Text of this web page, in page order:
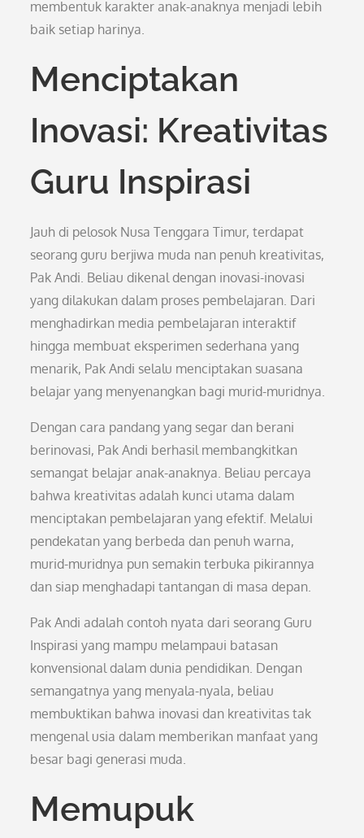
membentuk karakter anak-anaknya menjadi lebih
baik setiap harinya.
Menciptakan
Inovasi: Kreativitas
Guru Inspirasi
Jauh di pelosok Nusa Tenggara Timur, terdapat
seorang guru berjiwa muda nan penuh kreativitas,
Pak Andi. Beliau dikenal dengan inovasi-inovasi
yang dilakukan dalam proses pembelajaran. Dari
menghadirkan media pembelajaran interaktif
hingga membuat eksperimen sederhana yang
menarik, Pak Andi selalu menciptakan suasana
belajar yang menyenangkan bagi murid-muridnya.
Dengan cara pandang yang segar dan berani
berinovasi, Pak Andi berhasil membangkitkan
semangat belajar anak-anaknya. Beliau percaya
bahwa kreativitas adalah kunci utama dalam
menciptakan pembelajaran yang efektif. Melalui
pendekatan yang berbeda dan penuh warna,
murid-muridnya pun semakin terbuka pikirannya
dan siap menghadapi tantangan di masa depan.
Pak Andi adalah contoh nyata dari seorang Guru
Inspirasi yang mampu melampaui batasan
konvensional dalam dunia pendidikan. Dengan
semangatnya yang menyala-nyala, beliau
membuktikan bahwa inovasi dan kreativitas tak
mengenal usia dalam memberikan manfaat yang
besar bagi generasi muda.
Memupuk